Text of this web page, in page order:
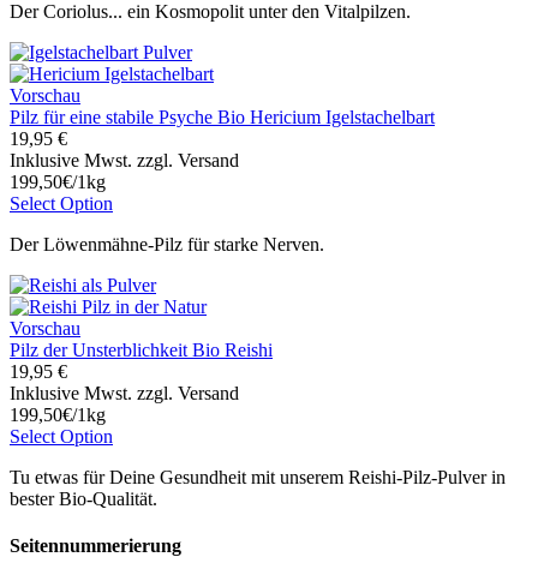
Der Coriolus... ein Kosmopolit unter den Vitalpilzen.
Vorschau
Pilz für eine stabile Psyche Bio Hericium Igelstachelbart
19,95 €
Inklusive Mwst. zzgl. Versand
199,50€/1kg
Select Option
Der Löwenmähne-Pilz für starke Nerven.
Vorschau
Pilz der Unsterblichkeit Bio Reishi
19,95 €
Inklusive Mwst. zzgl. Versand
199,50€/1kg
Select Option
Tu etwas für Deine Gesundheit mit unserem Reishi-Pilz-Pulver in
bester Bio-Qualität.
Seitennummerierung